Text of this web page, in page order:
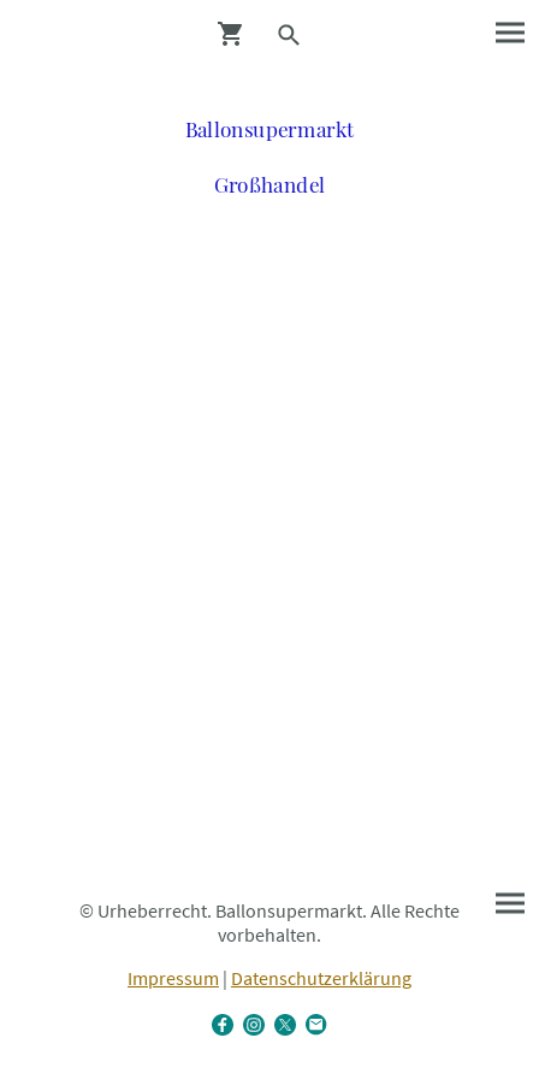
Ballonsupermarkt
Großhandel
© Urheberrecht. Ballonsupermarkt. Alle Rechte
vorbehalten.
Impressum | Datenschutzerklärung